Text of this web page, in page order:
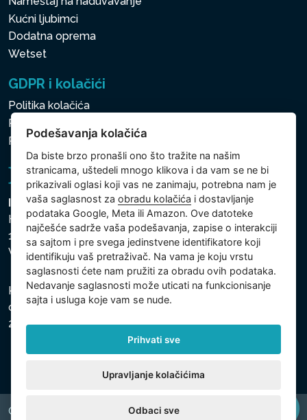
Kućni ljubimci
Dodatna oprema
Wetset
GDPR i kolačići
Politika kolačića
Politika zaštite ličnih i drugih obrađivanih podataka
Politika kolačića
Intex Trading, s.r.o.
Hradecká 2526/3
130 00 Praha 3
Vinohrady - Česká republika
Kompanija je registrovana u Opštinskom sudu u Pragu,
odeljak C, uložak 74759, Identifikacioni broj kompanije:
26150808, Poreski identifikacioni broj: CZ26150808.
Copyright © 2026 INTEX TRADING s.r.o. All rights reserved.
Podešavanja kolačića
Da biste brzo pronašli ono što tražite na našim
stranicama, uštedeli mnogo klikova i da vam se ne bi
prikazivali oglasi koji vas ne zanimaju, potrebna nam je
vaša saglasnost zaobradu kolačića i dostavljanje
podataka Google, Meta ili Amazon. Ove datoteke
najčešće sadrže vaša podešavanja, zapise o interakciji
sa sajtom i pre svega jedinstvene identifikatore koji
identifikuju vaš pretraživač. Na vama je koju vrstu
saglasnosti ćete nam pružiti za obradu ovih podataka.
Nedavanje saglasnosti može uticati na funkcionisanje
sajta i usluga koje vam se nude.
Prihvati sve
Upravljanje kolačićima
Odbaci sve